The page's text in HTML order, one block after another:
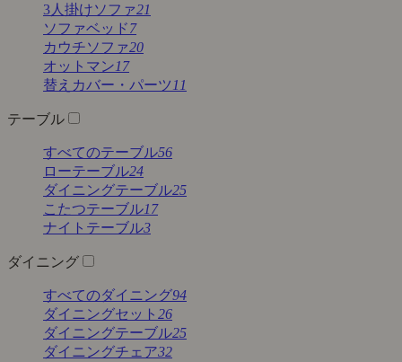
3人掛けソファ21
ソファベッド7
カウチソファ20
オットマン17
替えカバー・パーツ 11
テーブル
すべてのテーブル56
ローテーブル24
ダイニングテーブル25
こたつテーブル17
ナイトテーブル3
ダイニング
すべてのダイニング94
ダイニングセット 26
ダイニングテーブル25
ダイニングチェア32